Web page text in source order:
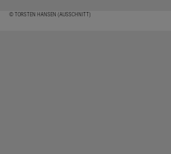
© TORSTEN HANSEN (AUSSCHNITT)